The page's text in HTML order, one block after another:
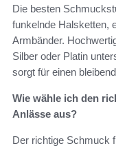
Die besten
funkelnde Halsketten,
Armbänder.
Silber oder Platin
sorgt für einen
Wie wähle ich den
Anlässe aus?
Der richtige Schmuck